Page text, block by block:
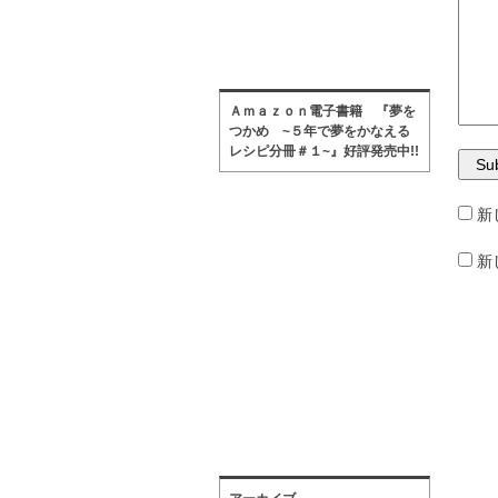
新
新
Ａｍａｚｏｎ電子書籍 『夢を
つかめ ~５年で夢をかなえる
レシピ分冊＃１~』好評発売中!!